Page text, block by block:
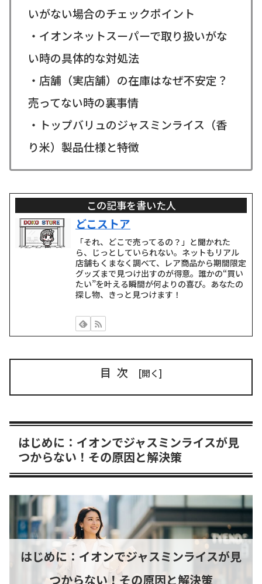
いがない場合のチェックポイント
・イオンネットスーパーで取り扱いがな
い時の具体的な対処法
・店舗（実店舗）の在庫はなぜ不安定？
売ってない時の裏事情
・トップバリュのジャスミンライス（香
り米）製品仕様と特徴
この記事を書いた人
どこストア
「それ、どこで売ってるの？」と聞かれた
ら、じっとしていられない。ネットもリアル
店舗もくまなく調べて、レア商品から期間限定
グッズまで見つけ出すのが得意。誰かの“買い
たい”を叶える瞬間が何よりの喜び。あなたの
探し物、きっと見つけます！
目次
はじめに：イオンでジャスミンライスが見
つからない！その原因と解決策
はじめに：イオンでジャスミンライスが見
つからない！その原因と解決策